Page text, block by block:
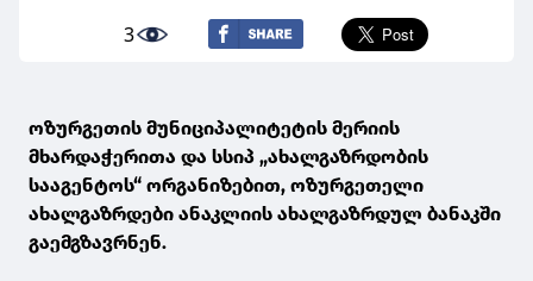
3
ოზურგეთის მუნიციპალიტეტის მერიის
მხარდაჭერითა და სსიპ „ახალგაზრდობის
სააგენტოს“ ორგანიზებით, ოზურგეთელი
ახალგაზრდები ანაკლიის ახალგაზრდულ ბანაკში
გაემგზავრნენ.